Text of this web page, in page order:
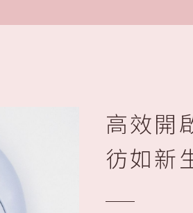
高效開
彷如新